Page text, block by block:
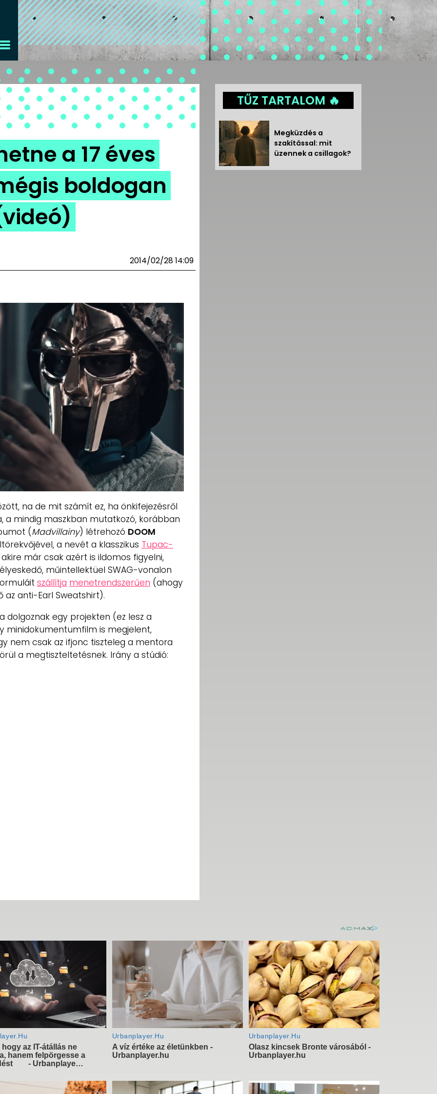
a 17 éves
boldogan
2014/02/28 14:09
na de mit számít ez, ha önkifejezésről
a mindig maszkban mutatkozó, korábban
(Madvillainy) létrehozó DOOM
a nevét a klasszikus Tupac-
akire már csak azért is ildomos figyelni,
műintellektüel SWAG-vonalon
szállítja menetrendszerűen (ahogy
az anti-Earl Sweatshirt).
dolgoznak egy projekten (ez lesz a
minidokumentumfilm is megjelent,
nem csak az ifjonc tiszteleg a mentora
a megtiszteltetésnek. Irány a stúdió:
TŰZ TARTALOM 🔥
Megküzdés a
szakítással: mit
üzennek a csillagok?